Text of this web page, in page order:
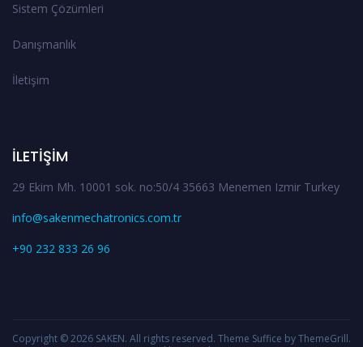
Sistem Çözümleri
Danışmanlık
İletişim
İLETIŞIM
29 Ekim Mh. 10001 sok. no:50/4 35663 Menemen Izmir Turkey
info@sakenmechatronics.com.tr
+90 232 833 26 96
Copyright © 2026 SAKEN. All rights reserved. Theme Suffice by ThemeGrill.